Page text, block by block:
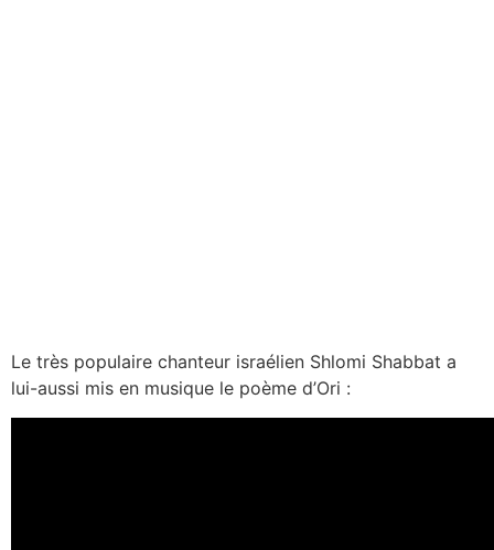
Le très populaire chanteur israélien Shlomi Shabbat a
lui-aussi mis en musique le poème d’Ori :